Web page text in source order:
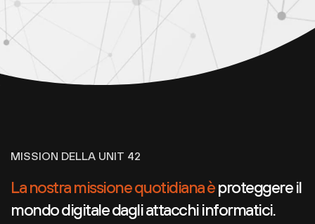
MISSION DELLA UNIT 42
La nostra missione quotidiana èproteggere il
mondo digitale dagli attacchi informatici.